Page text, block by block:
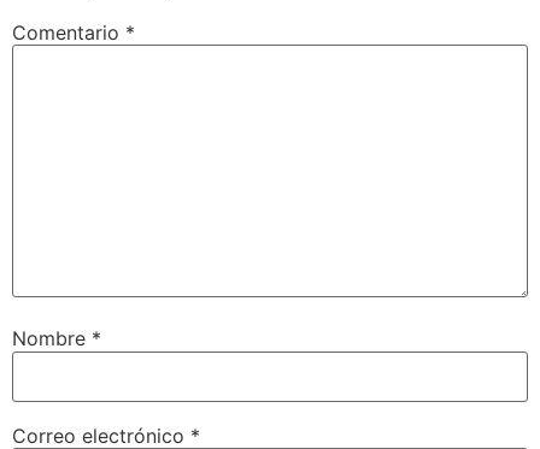
Comentario *
Nombre *
Correo electrónico *